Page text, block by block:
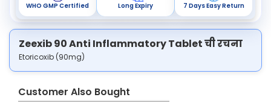
WHO GMP Certified Long Expiry 7 Days Easy Return
Zeexib 90 Anti Inflammatory Tablet ची रचना
Etoricoxib (90mg)
Customer Also Bought